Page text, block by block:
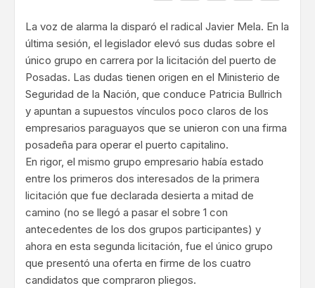
La voz de alarma la disparó el radical Javier Mela. En la
última sesión, el legislador elevó sus dudas sobre el
único grupo en carrera por la licitación del puerto de
Posadas. Las dudas tienen origen en el Ministerio de
Seguridad de la Nación, que conduce Patricia Bullrich
y apuntan a supuestos vínculos poco claros de los
empresarios paraguayos que se unieron con una firma
posadeña para operar el puerto capitalino.
En rigor, el mismo grupo empresario había estado
entre los primeros dos interesados de la primera
licitación que fue declarada desierta a mitad de
camino (no se llegó a pasar el sobre 1 con
antecedentes de los dos grupos participantes) y
ahora en esta segunda licitación, fue el único grupo
que presentó una oferta en firme de los cuatro
candidatos que compraron pliegos.